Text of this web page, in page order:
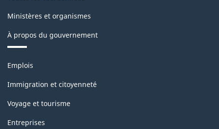
Ministères et organismes
À propos du gouvernement
Thèmes
sujets
Emplois
Immigration et citoyenneté
Voyage et tourisme
Entreprises